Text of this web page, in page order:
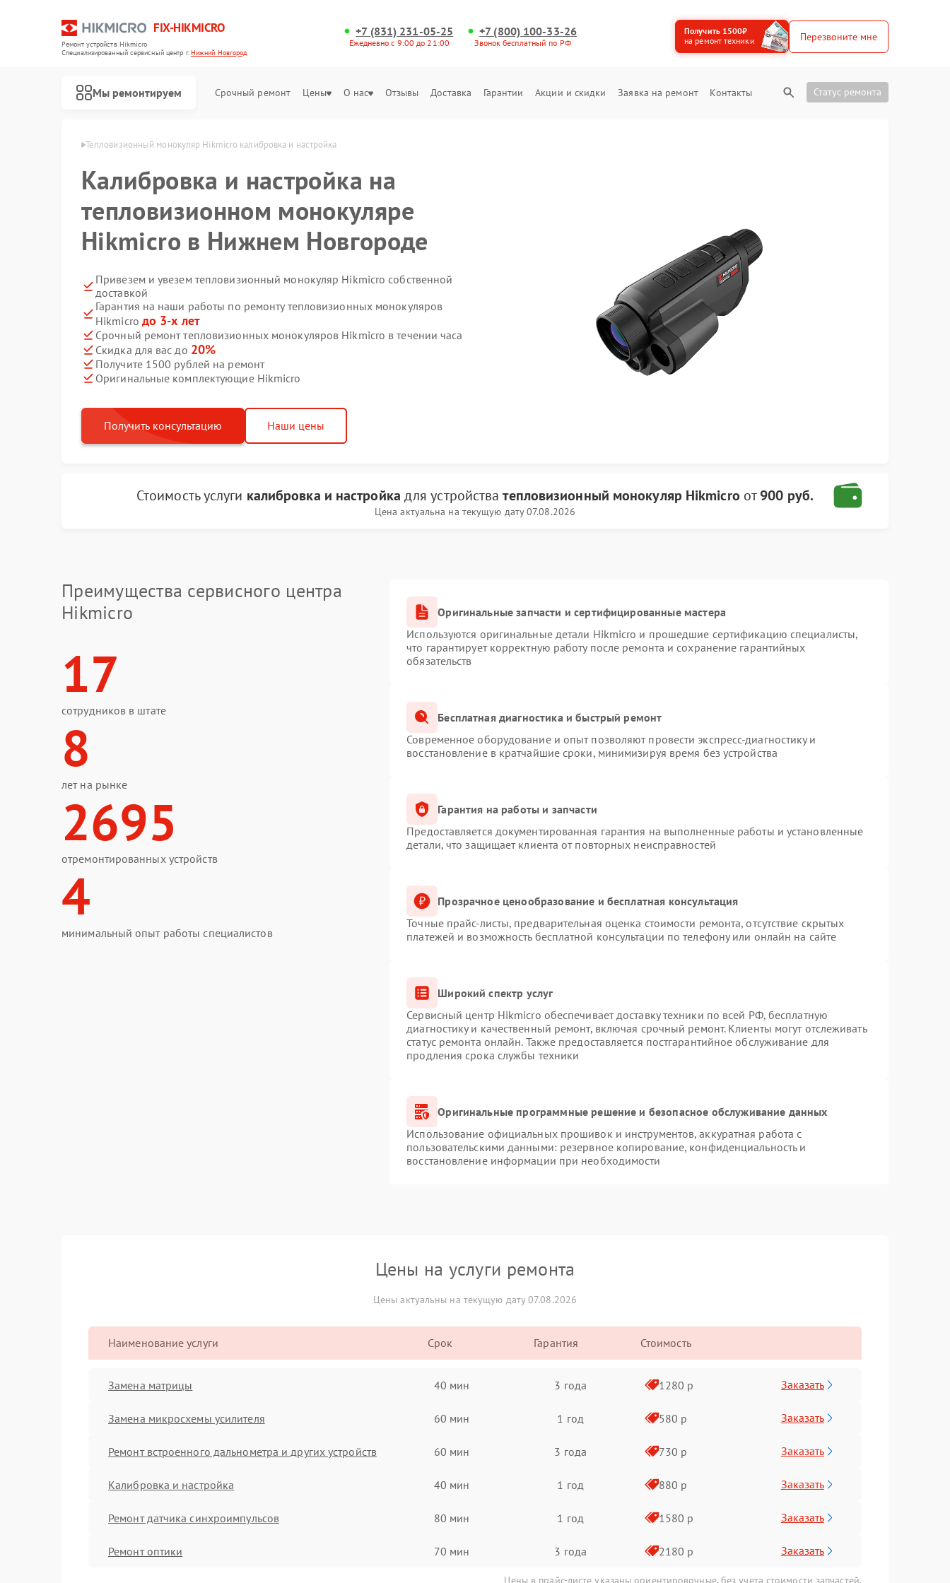
FIX-HIKMICRO
Ремонт устройств Hikmicro
Специализированный cервисный центр г.Нижний Новгород
+7 (831) 231-05-25
Ежедневно с 9:00 до 21:00
+7 (800) 100-33-26
Звонок бесплатный по РФ
Получить 1500₽
на ремонт техники
Перезвоните мне
Мы ремонтируем Срочный ремонт Цены О нас Отзывы Доставка Гарантии Акции и скидки Заявка на ремонт Контакты Статус ремонта
Тепловизионный монокуляр Hikmicro калибровка и настройка
Калибровка и настройка на
тепловизионном монокуляре
Hikmicro в Нижнем Новгороде
Привезем и увезем тепловизионный монокуляр Hikmicro собственной
доставкой
Гарантия на наши работы по ремонту тепловизионных монокуляров
Hikmicro до 3-х лет
Срочный ремонт тепловизионных монокуляров Hikmicro в течении часа
Скидка для вас до 20%
Получите 1500 рублей на ремонт
Оригинальные комплектующие Hikmicro
Получить консультацию Наши цены
Стоимость услуги калибровка и настройка для устройстватепловизионный монокуляр Hikmicro от900 руб.
Цена актуальна на текущую дату 07.08.2026
Преимущества сервисного центра
Hikmicro
17
сотрудников в штате
8
лет на рынке
2695
отремонтированных устройств
4
минимальный опыт работы специалистов
Оригинальные запчасти и сертифицированные мастера
Используются оригинальные детали Hikmicro и прошедшие сертификацию специалисты,
что гарантирует корректную работу после ремонта и сохранение гарантийных
обязательств
Бесплатная диагностика и быстрый ремонт
Современное оборудование и опыт позволяют провести экспресс-диагностику и
восстановление в кратчайшие сроки, минимизируя время без устройства
Гарантия на работы и запчасти
Предоставляется документированная гарантия на выполненные работы и установленные
детали, что защищает клиента от повторных неисправностей
Прозрачное ценообразование и бесплатная консультация
Точные прайс-листы, предварительная оценка стоимости ремонта, отсутствие скрытых
платежей и возможность бесплатной консультации по телефону или онлайн на сайте
Широкий спектр услуг
Сервисный центр Hikmicro обеспечивает доставку техники по всей РФ, бесплатную
диагностику и качественный ремонт, включая срочный ремонт. Клиенты могут отслеживать
статус ремонта онлайн. Также предоставляется постгарантийное обслуживание для
продления срока службы техники
Оригинальные программные решение и безопасное обслуживание данных
Использование официальных прошивок и инструментов, аккуратная работа с
пользовательскими данными: резервное копирование, конфиденциальность и
восстановление информации при необходимости
Цены на услуги ремонта
Цены актуальны на текущую дату 07.08.2026
Наименование услуги Срок Гарантия Стоимость
Замена матрицы 40 мин 3 года 1280 р Заказать
Замена микросхемы усилителя 60 мин 1 год 580 р Заказать
Ремонт встроенного дальнометра и других устройств 60 мин 3 года 730 р Заказать
Калибровка и настройка 40 мин 1 год 880 р Заказать
Ремонт датчика синхроимпульсов 80 мин 1 год 1580 р Заказать
Ремонт оптики 70 мин 3 года 2180 р Заказать
Цены в прайс-листе указаны ориентировочные, без учета стоимости запчастей.